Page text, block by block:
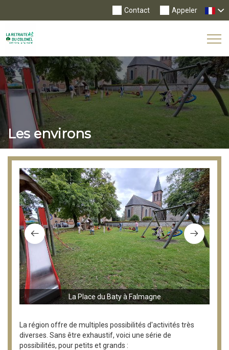
Appeler
Contact
Les environs
La Place du Baty à Falmagne
La région offre de multiples possibilités d'activités très
diverses. Sans être exhaustif, voici une série de
possibilités, pour petits et grands :